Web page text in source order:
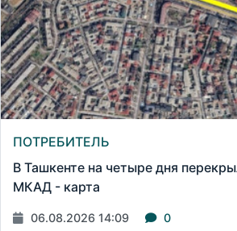
ПОТРЕБИТЕЛЬ
В Ташкенте на четыре дня
МКАД - карта
06.08.2026 14:09 0